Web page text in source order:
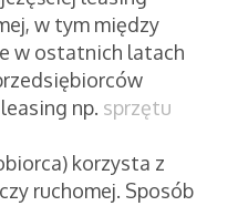
w tym między
w ostatnich latach
np. sprzętu
korzysta z
ruchomej. Sposób